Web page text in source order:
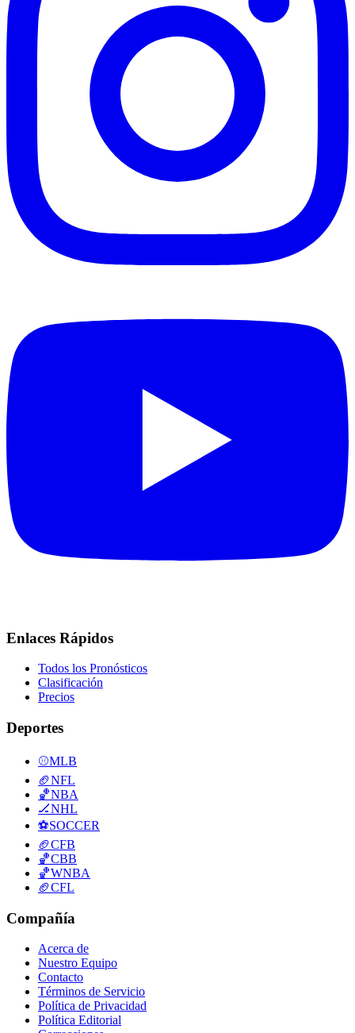
Enlaces Rápidos
Todos los Pronósticos
Clasificación
Precios
Deportes
⚾MLB
🏈NFL
🏀NBA
🏒NHL
⚽SOCCER
🏈CFB
🏀CBB
🏀WNBA
🏈CFL
Compañía
Acerca de
Nuestro Equipo
Contacto
Términos de Servicio
Política de Privacidad
Política Editorial